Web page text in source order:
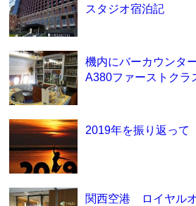
スタジオ宿泊記
機内にバーカウンタ
A380ファーストクラ
2019年を振り返って
関西空港 ロイヤル